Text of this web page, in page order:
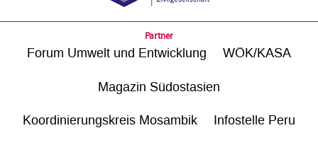
Partner
Forum Umwelt und Entwicklung WÖK/KASA
Magazin Südostasien
Koordinierungskreis Mosambik Infostelle Peru